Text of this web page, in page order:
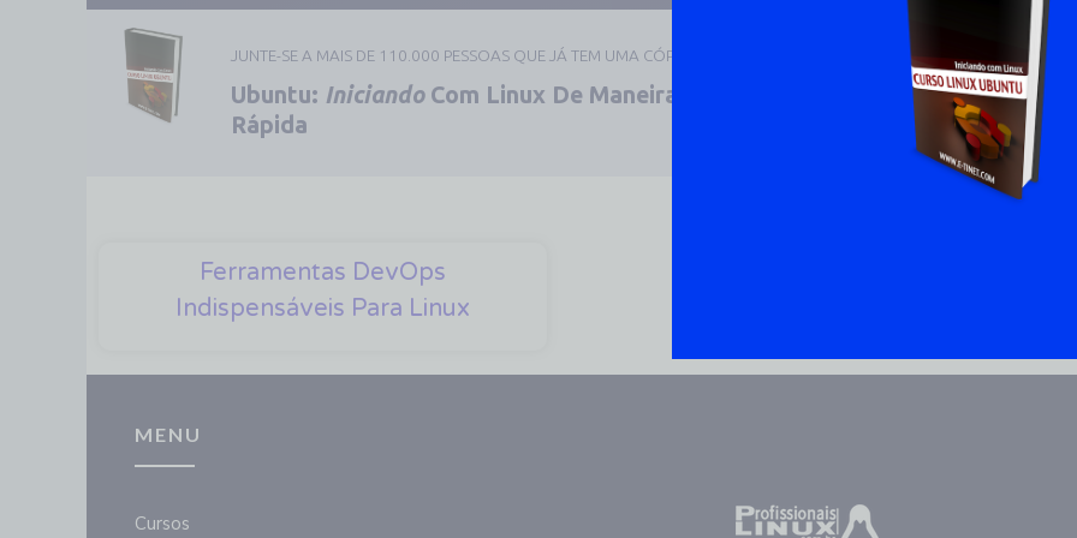
JUNTE-SE A MAIS DE 110.000 PESSOAS QUE JÁ TEM UMA CÓPIA
Ubuntu: IniciandoCom Linux De Maneira Prática E
Rápida
DOWNLOAD
Ferramentas DevOps
Indispensáveis Para Linux
MENU
Cursos